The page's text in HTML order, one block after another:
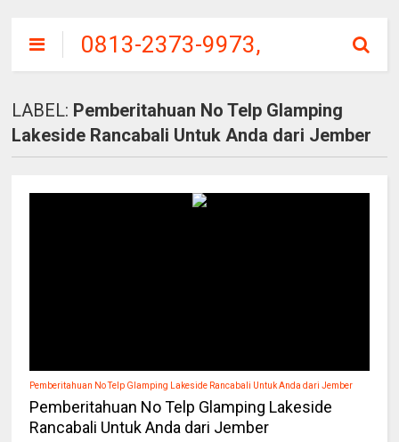
0813-2373-9973,
SITU
PATENGGANG
CIWIDEY, HARGA
TIKET MASUK
LABEL: Pemberitahuan No Telp Glamping
Lakeside Rancabali Untuk Anda dari Jember
Pemberitahuan No Telp Glamping Lakeside Rancabali Untuk Anda dari Jember
Pemberitahuan No Telp Glamping Lakeside
Rancabali Untuk Anda dari Jember